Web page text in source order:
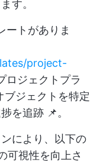
す。
ートがありま
project-
ロジェクトプラ
ジェクトを特定
を追跡 📌。
により、以下の
可視性を向上さ